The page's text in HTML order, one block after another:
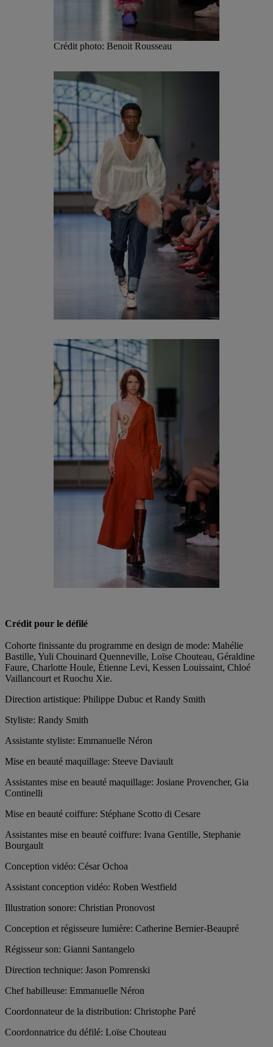
Crédit photo: Benoit Rousseau
Crédit pour le défilé
Cohorte finissante du programme en design de mode: Mahélie
Bastille, Yuli Chouinard Quenneville, Loïse Chouteau, Géraldine
Faure, Charlotte Houle, Étienne Levi, Kessen Louissaint, Chloé
Vaillancourt et Ruochu Xie.
Direction artistique: Philippe Dubuc et Randy Smith
Styliste: Randy Smith
Assistante styliste: Emmanuelle Néron
Mise en beauté maquillage: Steeve Daviault
Assistantes mise en beauté maquillage: Josiane Provencher, Gia
Continelli
Mise en beauté coiffure: Stéphane Scotto di Cesare
Assistantes mise en beauté coiffure: Ivana Gentille, Stephanie
Bourgault
Conception vidéo: César Ochoa
Assistant conception vidéo: Roben Westfield
Illustration sonore: Christian Pronovost
Conception et régisseure lumière: Catherine Bernier-Beaupré
Régisseur son: Gianni Santangelo
Direction technique: Jason Pomrenski
Chef habilleuse: Emmanuelle Néron
Coordonnateur de la distribution: Christophe Paré
Coordonnatrice du défilé: Loïse Chouteau